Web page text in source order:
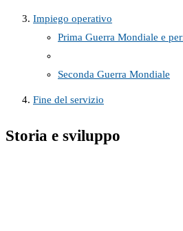
Impiego operativo
Prima Guerra Mondiale e
Seconda Guerra Mondiale
Fine del servizio
Storia e sviluppo